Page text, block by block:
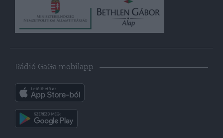
Rádió GaGa mobilapp